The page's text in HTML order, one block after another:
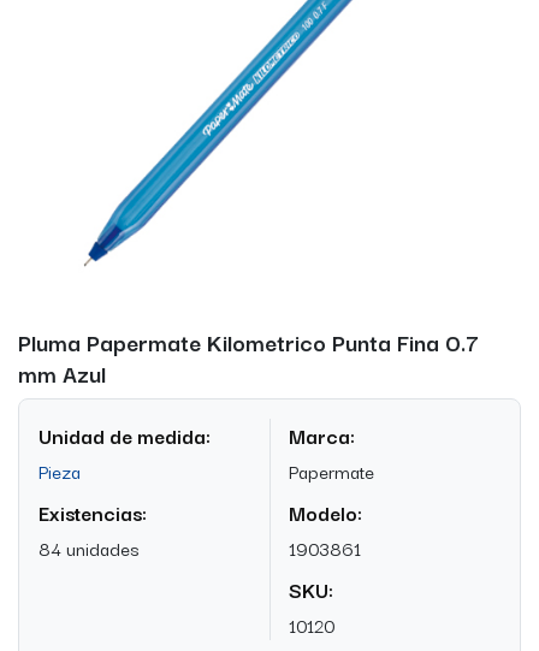
Pluma Papermate Kilometrico Punta Fina 0.7
mm Azul
Unidad de medida:
Pieza
Existencias:
84 unidades
Marca:
Papermate
Modelo:
1903861
SKU:
10120